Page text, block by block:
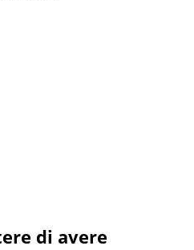
di avere